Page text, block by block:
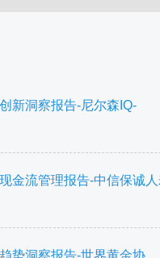
新洞察报告-尼尔森IQ-
金流管理报告-中信保诚
势洞察报告-世界黄金协